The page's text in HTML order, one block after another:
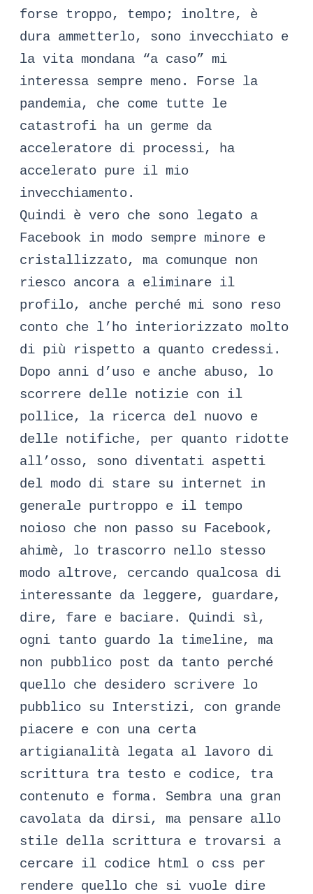
forse troppo, tempo; inoltre, è
dura ammetterlo, sono invecchiato e
la vita mondana “a caso” mi
interessa sempre meno. Forse la
pandemia, che come tutte le
catastrofi ha un germe da
acceleratore di processi, ha
accelerato pure il mio
invecchiamento.
Quindi è vero che sono legato a
Facebook in modo sempre minore e
cristallizzato, ma comunque non
riesco ancora a eliminare il
profilo, anche perché mi sono reso
conto che l’ho interiorizzato molto
di più rispetto a quanto credessi.
Dopo anni d’uso e anche abuso, lo
scorrere delle notizie con il
pollice, la ricerca del nuovo e
delle notifiche, per quanto ridotte
all’osso, sono diventati aspetti
del modo di stare su internet in
generale purtroppo e il tempo
noioso che non passo su Facebook,
ahimè, lo trascorro nello stesso
modo altrove, cercando qualcosa di
interessante da leggere, guardare,
dire, fare e baciare. Quindi sì,
ogni tanto guardo la timeline, ma
non pubblico post da tanto perché
quello che desidero scrivere lo
pubblico su Interstizi, con grande
piacere e con una certa
artigianalità legata al lavoro di
scrittura tra testo e codice, tra
contenuto e forma. Sembra una gran
cavolata da dirsi, ma pensare allo
stile della scrittura e trovarsi a
cercare il codice html o css per
rendere quello che si vuole dire